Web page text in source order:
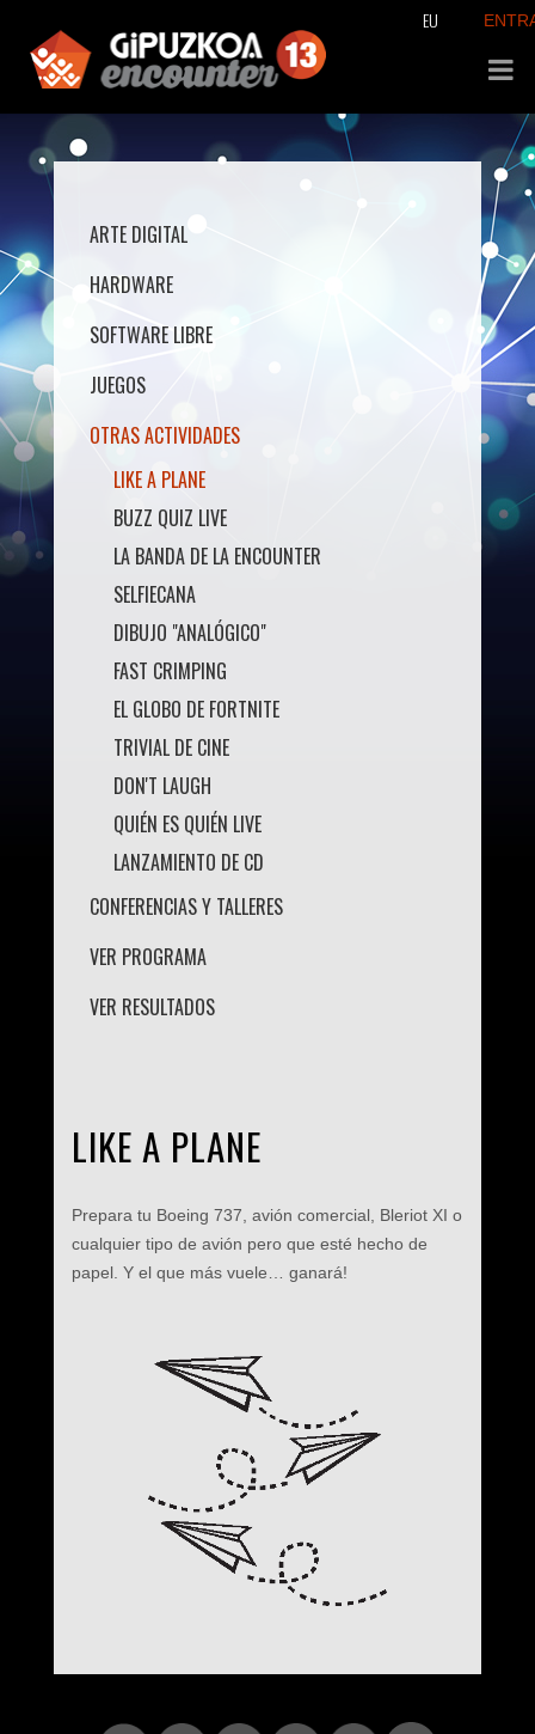
EU
ARTE DIGITAL
HARDWARE
SOFTWARE LIBRE
JUEGOS
OTRAS ACTIVIDADES
LIKE A PLANE
BUZZ QUIZ LIVE
LA BANDA DE LA ENCOUNTER
SELFIECANA
DIBUJO "ANALÓGICO"
FAST CRIMPING
EL GLOBO DE FORTNITE
TRIVIAL DE CINE
DON'T LAUGH
QUIÉN ES QUIÉN LIVE
LANZAMIENTO DE CD
CONFERENCIAS Y TALLERES
VER PROGRAMA
VER RESULTADOS
LIKE A PLANE
Prepara tu Boeing 737, avión comercial, Bleriot XI o
cualquier tipo de avión pero que esté hecho de
papel. Y el que más vuele… ganará!